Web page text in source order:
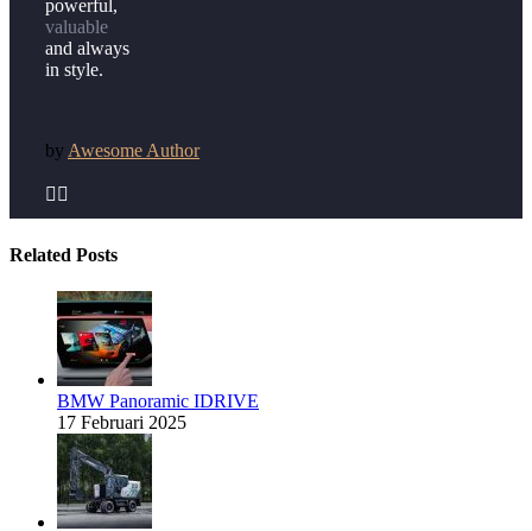
powerful,
valuable
and always
in style.
by Awesome Author
 
Related Posts
BMW Panoramic IDRIVE
17 Februari 2025